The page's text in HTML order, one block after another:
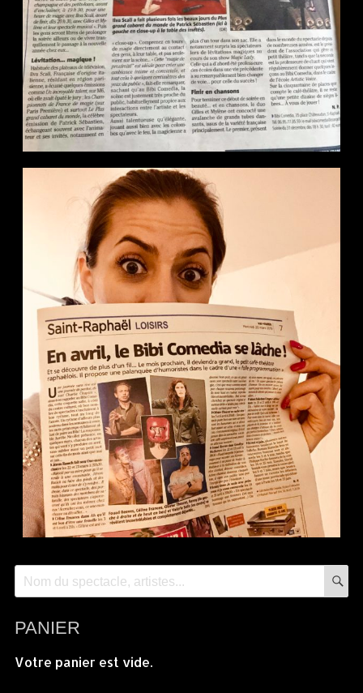
PANIER
Votre panier est vide.